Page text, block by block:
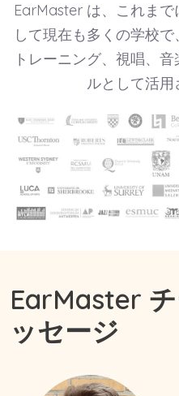
EarMaster は、これま
して現在も多くの学校
トレーニング、視唱、
ルとして活用
EarMaster
ッセージ